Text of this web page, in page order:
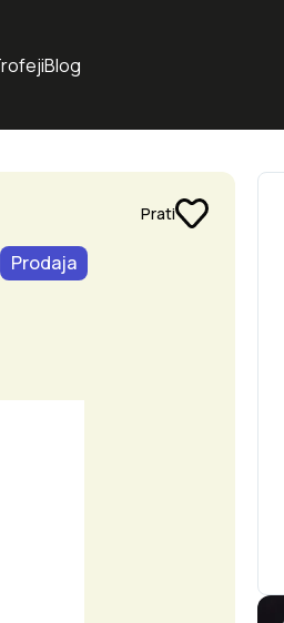
Blog
Prati
Prodaja